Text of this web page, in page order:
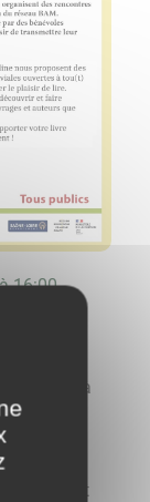
16:00
& 10/06 à
Regnault